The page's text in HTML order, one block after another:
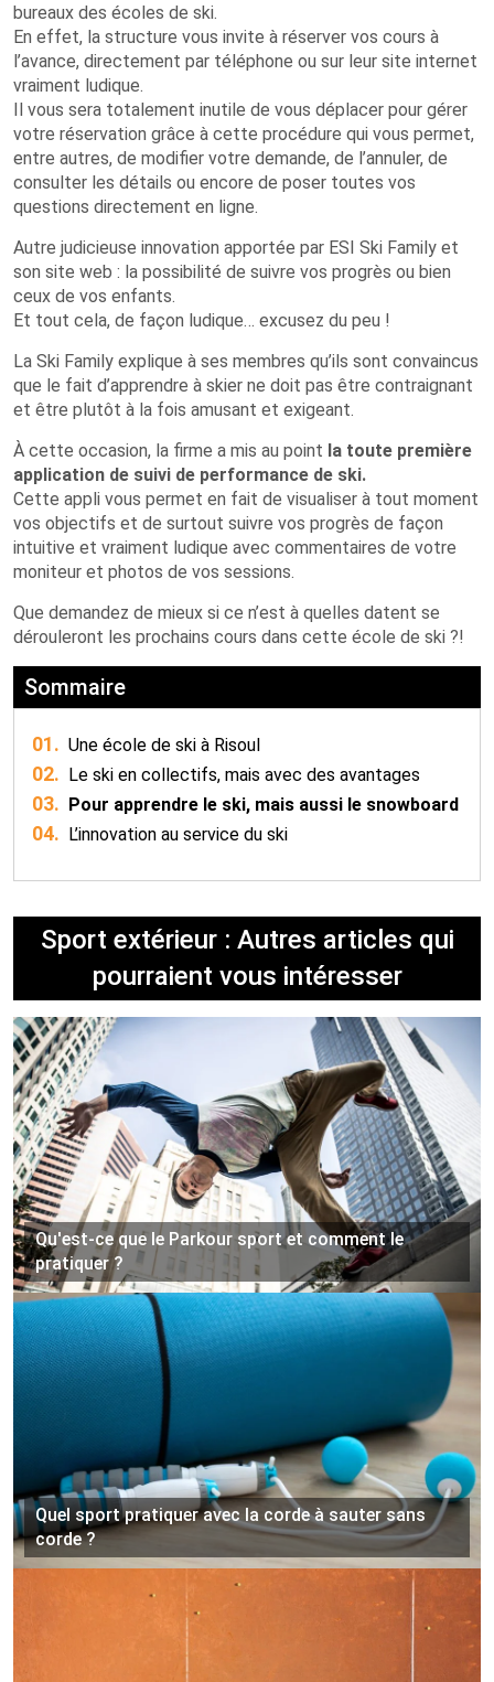
bureaux des écoles de ski.
En effet, la structure vous invite à réserver vos cours à
l’avance, directement par téléphone ou sur leur site internet
vraiment ludique.
Il vous sera totalement inutile de vous déplacer pour gérer
votre réservation grâce à cette procédure qui vous permet,
entre autres, de modifier votre demande, de l’annuler, de
consulter les détails ou encore de poser toutes vos
questions directement en ligne.
Autre judicieuse innovation apportée par ESI Ski Family et
son site web : la possibilité de suivre vos progrès ou bien
ceux de vos enfants.
Et tout cela, de façon ludique… excusez du peu !
La Ski Family explique à ses membres qu’ils sont convaincus
que le fait d’apprendre à skier ne doit pas être contraignant
et être plutôt à la fois amusant et exigeant.
À cette occasion, la firme a mis au point la toute première
application de suivi de performance de ski.
Cette appli vous permet en fait de visualiser à tout moment
vos objectifs et de surtout suivre vos progrès de façon
intuitive et vraiment ludique avec commentaires de votre
moniteur et photos de vos sessions.
Que demandez de mieux si ce n’est à quelles datent se
dérouleront les prochains cours dans cette école de ski ?!
Sommaire
01. Une école de ski à Risoul
02. Le ski en collectifs, mais avec des avantages
03. Pour apprendre le ski, mais aussi le snowboard
04. L’innovation au service du ski
Sport extérieur : Autres articles qui
pourraient vous intéresser
Qu'est-ce que le Parkour sport et comment le
pratiquer ?
Quel sport pratiquer avec la corde à sauter sans
corde ?